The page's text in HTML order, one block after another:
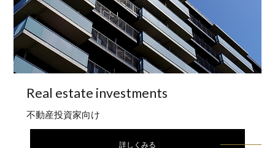
Real estate investments
不動産投資家向け
詳しくみる